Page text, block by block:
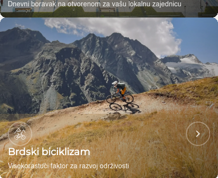
Dnevni boravak na otvorenom za vašu lokalnu zajednicu
Brdski biciklizam
Visokorastući faktor za razvoj održivosti